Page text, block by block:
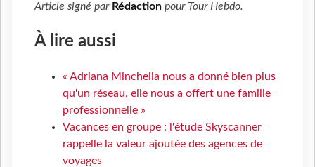
Article signé par Rédaction pour Tour Hebdo.
À lire aussi
« Adriana Minchella nous a donné bien plus
qu'un réseau, elle nous a offert une famille
professionnelle »
Vacances en groupe : l'étude Skyscanner
rappelle la valeur ajoutée des agences de
voyages